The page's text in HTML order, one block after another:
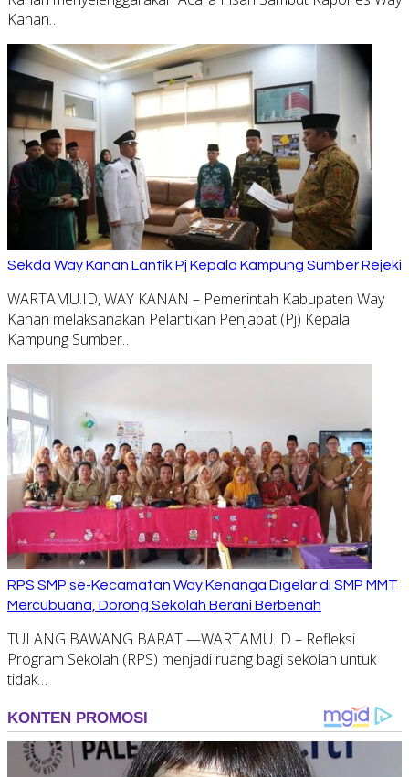
Kanan…
Sekda Way Kanan Lantik Pj Kepala Kampung Sumber Rejeki
WARTAMU.ID, WAY KANAN – Pemerintah Kabupaten Way
Kanan melaksanakan Pelantikan Penjabat (Pj) Kepala
Kampung Sumber…
RPS SMP se-Kecamatan Way Kenanga Digelar di SMP MMT
Mercubuana, Dorong Sekolah Berani Berbenah
TULANG BAWANG BARAT —WARTAMU.ID – Refleksi
Program Sekolah (RPS) menjadi ruang bagi sekolah untuk
tidak…